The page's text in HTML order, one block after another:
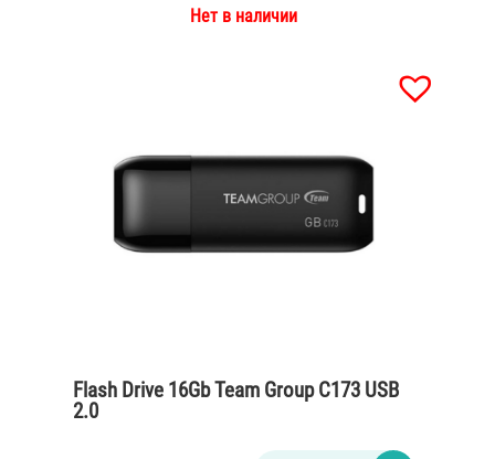
Нет в наличии
Flash Drive 16Gb Team Group C173 USB
2.0